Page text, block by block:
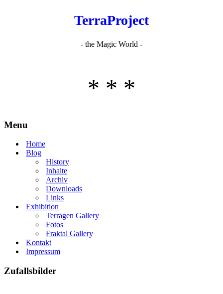
TerraProject
- the Magic World -
* * *
Menu
Home
Blog
History
Inhalte
Archiv
Downloads
Links
Exhibition
Terragen Gallery
Fotos
Fraktal Gallery
Kontakt
Impressum
Zufallsbilder